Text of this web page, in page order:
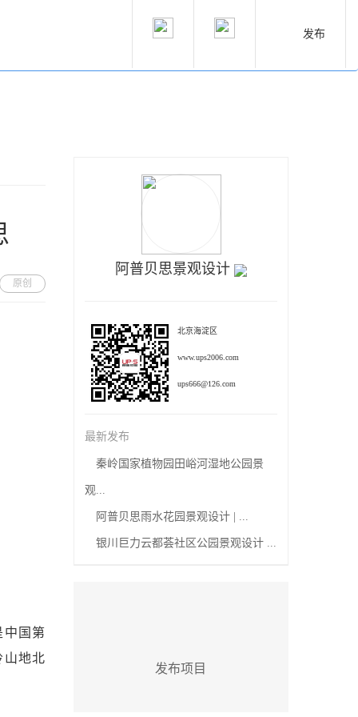
发布
原创
中国第
山地北
阿普贝思景观设计
北京海淀区
www.ups2006.com
ups666@126.com
最新发布
秦岭国家植物园田峪河湿地公园景
观...
阿普贝思雨水花园景观设计 | ...
银川巨力云都荟社区公园景观设计 ...
发布项目